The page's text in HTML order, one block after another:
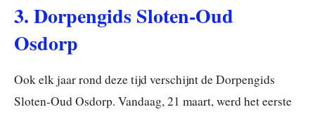
3. Dorpengids Sloten-Oud
Osdorp
Ook elk jaar rond deze tijd verschijnt de Dorpengids
Sloten-Oud Osdorp. Vandaag, 21 maart, werd het eerste